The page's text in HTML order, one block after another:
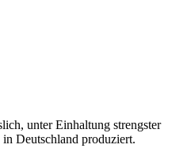
unter Einhaltung strengster
Deutschland produziert.